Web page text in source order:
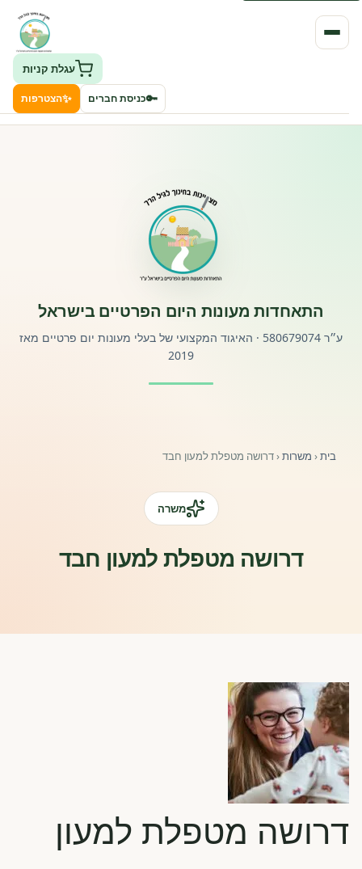
פורטל לוח מודעות דרושים עובדים
השתלמויות וקורסים לגננות ולצוותי חינוך | גיל הרך 0-6
פורטל רואי חשבון
עגלת קניות
🔑כניסת חברים ✨הצטרפות
התאחדות מעונות היום הפרטיים בישראל
ע״ר 580679074 · האיגוד המקצועי של בעלי מעונות יום פרטיים מאז
2019
בית‹ משרות‹דרושה מטפלת למעון חבד
משרה
דרושה מטפלת למעון חבד
דרושה מטפלת למעון